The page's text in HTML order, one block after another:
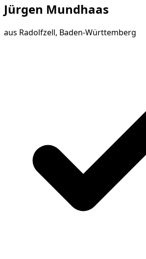
Jürgen Mundhaas
aus Radolfzell, Baden-Württemberg